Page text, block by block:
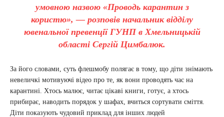
умовною назвою «Проводь карантин з
користю», — розповів начальник відділу
ювенальної превенції ГУНП в Хмельницькій
області Сергій Цимбалюк.
За його словами, суть флешмобу полягає в тому, що діти знімають
невеличкі мотивуючі відео про те, як вони проводять час на
карантині. Хтось малює, читає цікаві книги, готує, а хтось
прибирає, наводить порядок у шафах, вчиться сортувати сміття.
Діти показують чудовий приклад для інших людей